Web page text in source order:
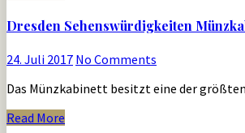
Dresden Sehenswürdigkeiten
24. Juli 2017 No Comments
Das Münzkabinett besitzt eine der
Read More